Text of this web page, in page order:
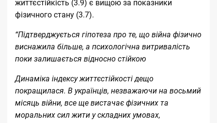
життєстійкість (3.9) є вищою за показники
фізичного стану (3.7).
“Підтверджується гіпотеза про те, що війна фізично
виснажила більше, а психологічна витривалість
поки залишається відносно стійкою
Динаміка індексу життєстійкості дещо
покращилася. В українців, незважаючи на восьмий
місяць війни, все ще вистачає фізичних та
моральних сил жити у складних умовах,